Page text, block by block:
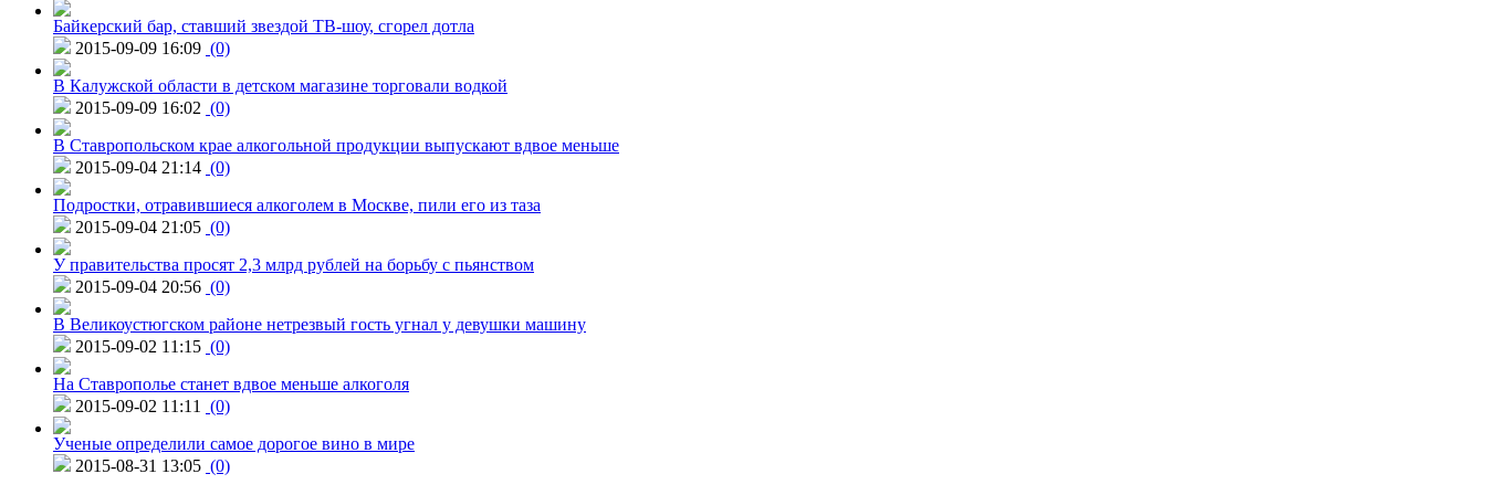
Байкерский бар, ставший звездой ТВ-шоу, сгорел дотла
2015-09-09 16:09 (0)
В Калужской области в детском магазине торговали водкой
2015-09-09 16:02 (0)
В Ставропольском крае алкогольной продукции выпускают вдвое меньше
2015-09-04 21:14 (0)
Подростки, отравившиеся алкоголем в Москве, пили его из таза
2015-09-04 21:05 (0)
У правительства просят 2,3 млрд рублей на борьбу с пьянством
2015-09-04 20:56 (0)
В Великоустюгском районе нетрезвый гость угнал у девушки машину
2015-09-02 11:15 (0)
На Ставрополье станет вдвое меньше алкоголя
2015-09-02 11:11
(0)
Ученые определили самое дорогое вино в мире
2015-08-31 13:05 (0)